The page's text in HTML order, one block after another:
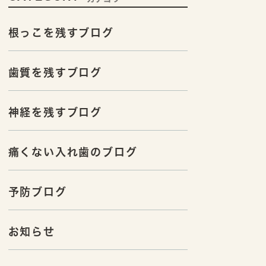
根っこを残すブログ
歯質を残すブログ
神経を残すブログ
痛くない入れ歯のブログ
予防ブログ
お知らせ